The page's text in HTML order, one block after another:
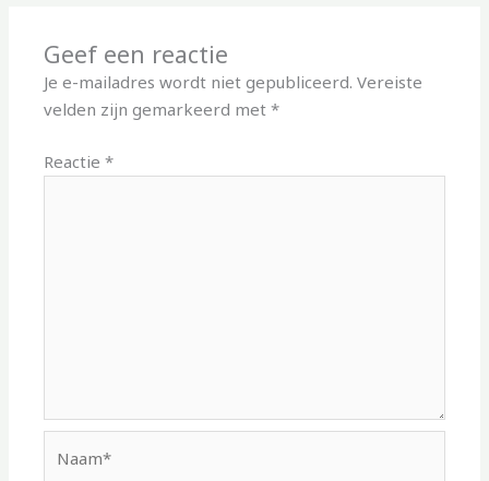
Geef een reactie
Je e-mailadres wordt niet gepubliceerd. Vereiste
velden zijn gemarkeerd met*
Reactie*